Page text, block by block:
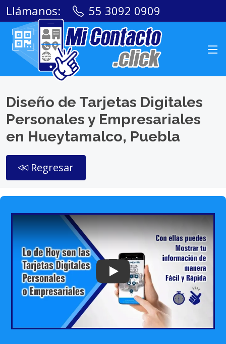
Llámanos: 55 3092 0909
Diseño de Tarjetas Digitales
Personales y Empresariales
en Hueytamalco, Puebla
Regresar
Play: Keynote (Google I/O '18)